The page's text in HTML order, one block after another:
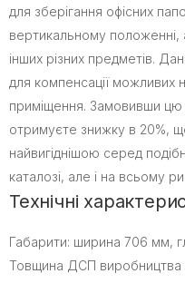
для зберігання офісних
вертикальному
інших різних предметів.
для компенсації можливих
приміщення. Замовивши цю
отримуєте знижку в 20%,
найвигіднішою серед
каталозі, але і на всьому
Технічні
Габарити: ширина 706 мм,
Товщина ДСП виробництва